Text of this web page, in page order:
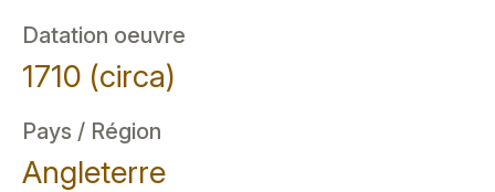
Datation oeuvre
1710 (circa)
Pays / Région
Angleterre